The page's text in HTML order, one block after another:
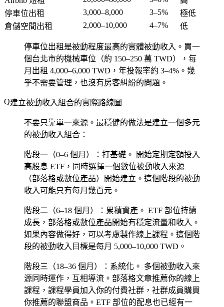
停車位出租
3,000–8,000 3–5%
極低
倉儲空間出租
2,000–10,000 4–7% 低
停車位出租是被動程度最高的實體被動收入。買一
個台北市的機械車位（約 150–250 萬 TWD），每
月出租 4,000–6,000 TWD，年投報率約 3–4%。幾
乎不需要管理，也沒有房客糾紛的問題。
建立被動收入組合的實際路線圖
不要只靠單一來源。最穩健的做法是建立一個多元
的被動收入組合：
階段一（0–6 個月）：打基礎。
開始定期定額投入
高股息 ETF，同時選擇一個數位被動收入來源
（部落格或數位產品）開始建立。這個階段的被動
收入可能只有每月幾百元。
階段二（6–18 個月）：累積資產。 ETF 部位持續
成長，部落格或數位產品開始有穩定流量和收入。
如果內容做得好，可以考慮製作線上課程。這個階
段的被動收入目標是每月 5,000–10,000 TWD。
階段三（18–36 個月）：系統化。 多個被動收入來
源同時運作，互相導流。部落格文章推薦你的線上
課程，課程學員加入你的付費社群，社群成員購買
你推薦的聯盟商品。ETF 部位的配息也已經有一